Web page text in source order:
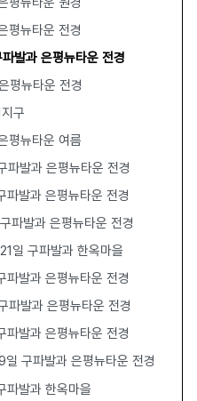
평뉴타운 전경
발과 은평뉴타운 전경
평뉴타운 전경
구
평뉴타운 여름
발과 은평뉴타운 전경
발과 은평뉴타운 전경
파발과 은평뉴타운 전경
일 구파발과 한옥마을
발과 은평뉴타운 전경
발과 은평뉴타운 전경
발과 은평뉴타운 전경
구파발과 은평뉴타운 전경
발과 한옥마을